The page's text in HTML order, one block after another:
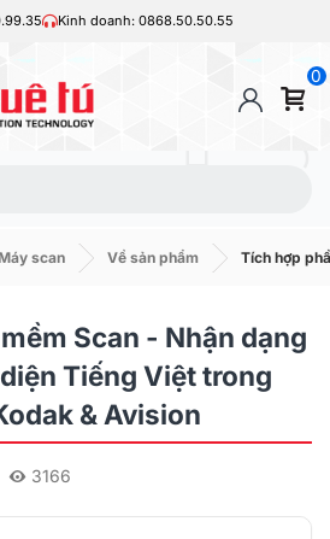
Kinh doanh: 0868.50.50.55
0
scan Về sản phẩm Tích hợp
Scan - Nhận dạng
Tiếng Việt trong
& Avision
3166